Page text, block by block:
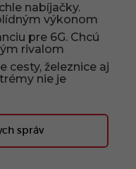
nabíjačky.
výkonom
pre 6G. Chcú
rivalom
cesty, železnice aj
nie je
správ